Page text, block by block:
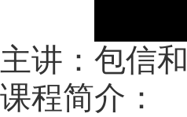
主讲：包信和
课程简介：